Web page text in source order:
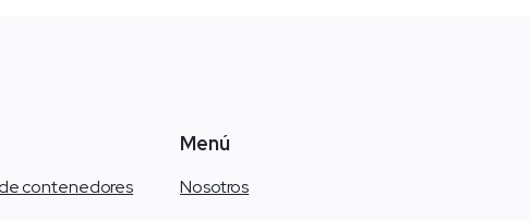
contenedores
Menú
Nosotros